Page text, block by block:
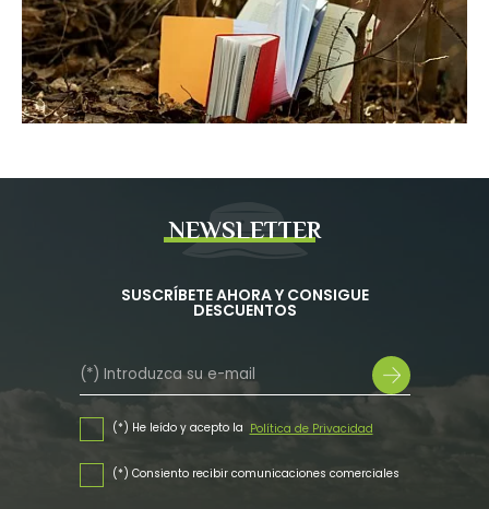
NEWSLETTER
SUSCRÍBETE AHORA Y CONSIGUE
DESCUENTOS
(*) He leído y acepto la Política de Privacidad
(*) Consiento recibir comunicaciones comerciales